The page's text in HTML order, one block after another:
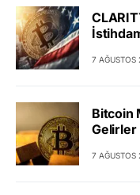
7 AĞUSTOS
Bitcoin
Gelirler
7 AĞUSTOS